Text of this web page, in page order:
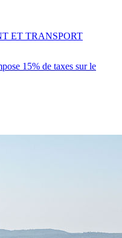
15% de taxes sur le
ET TRANSPORT